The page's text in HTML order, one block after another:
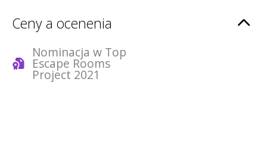
Ceny a ocenenia
Nominacja w Top
Escape Rooms
Project 2021